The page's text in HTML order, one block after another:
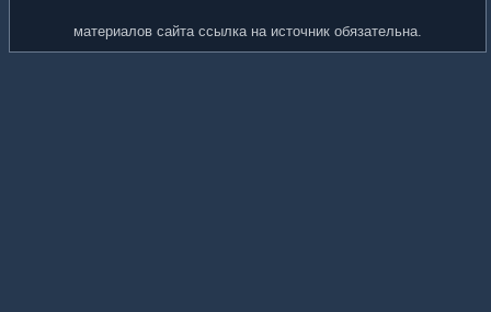
материалов сайта ссылка на источник обязательна.